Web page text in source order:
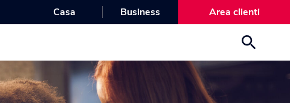
Casa Business Area clienti